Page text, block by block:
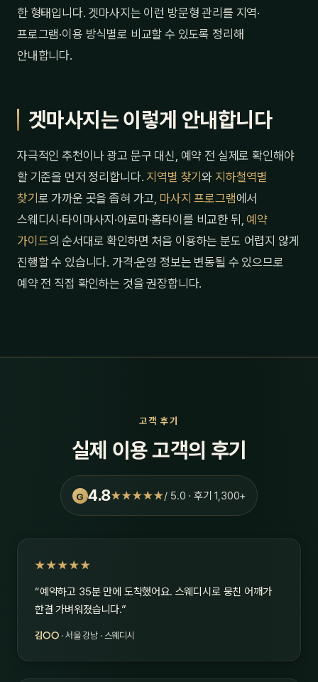
한 형태입니다. 겟마사지는 이런 방문형 관리를 지역·
프로그램·이용 방식별로 비교할 수 있도록 정리해
안내합니다.
겟마사지는 이렇게 안내합니다
자극적인 추천이나 광고 문구 대신, 예약 전 실제로 확인해야
할 기준을 먼저 정리합니다. 지역별 찾기와 지하철역별
찾기 로 가까운 곳을 좁혀 가고, 마사지 프로그램에서
스웨디시·타이마사지·아로마·홈타이를 비교한 뒤,예약
가이드의 순서대로 확인하면 처음 이용하는 분도 어렵지 않게
진행할 수 있습니다. 가격·운영 정보는 변동될 수 있으므로
예약 전 직접 확인하는 것을 권장합니다.
고객 후기
실제 이용 고객의 후기
G 4.8★★★★★/ 5.0 · 후기 1,300+
★★★★★
“예약하고 35분 만에 도착했어요. 스웨디시로 뭉친 어깨가
한결 가벼워졌습니다.”
김○○ · 서울 강남 · 스웨디시